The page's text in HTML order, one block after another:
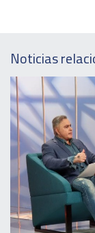
Noticias